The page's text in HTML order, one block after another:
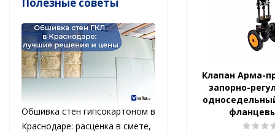
Клапан Арма-
запорно-
Обшивка стен гипсокартоном в
Краснодаре: расценка в смете,